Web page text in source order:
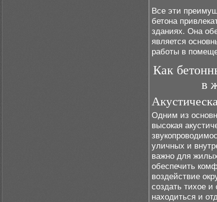
Все эти
бетона
зданиях. Она
является
работы в
Как
в
Одним из
высокая
уличных и
важно для
обеспечить
воздействие
создать тихое и
находиться и